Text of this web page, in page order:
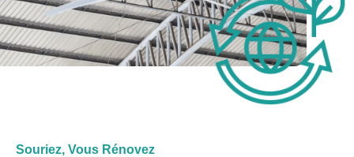
Souriez, Vous Rénovez